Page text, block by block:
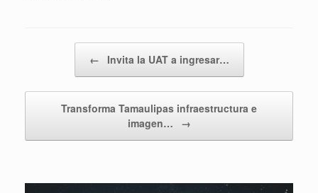
← Invita la UAT a ingresar…
Transforma Tamaulipas infraestructura e
imagen…
→